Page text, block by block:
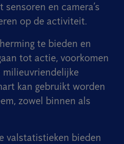
en camera’s
op de activiteit.
te bieden en
tot actie, voorkomen
kan gebruikt worden
zowel binnen als
valstatistieken bieden